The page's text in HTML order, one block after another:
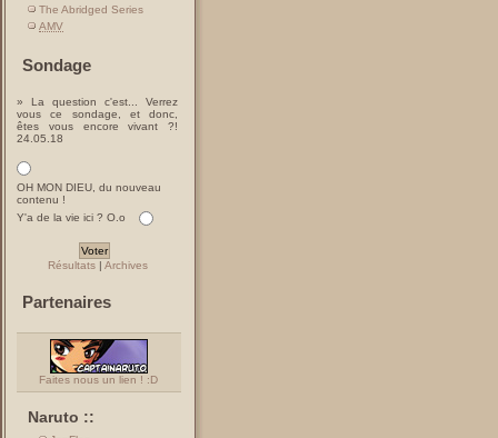
The Abridged Series
AMV
Sondage
» La question c'est... Verrez
vous ce sondage, et donc,
êtes vous encore vivant ?!
24.05.18
OH MON DIEU, du nouveau
contenu !
Y'a de la vie ici ? O.o
Résultats| Archives
Partenaires
Faites nous un lien ! :D
Naruto ::